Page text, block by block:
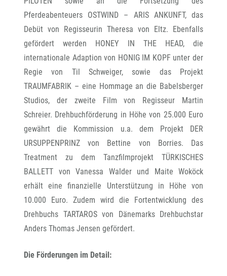
Pferdeabenteuers OSTWIND – ARIS ANKUNFT, das
Debüt von Regisseurin Theresa von Eltz. Ebenfalls
gefördert werden HONEY IN THE HEAD, die
internationale Adaption von HONIG IM KOPF unter der
Regie von Til Schweiger, sowie das Projekt
TRAUMFABRIK – eine Hommage an die Babelsberger
Studios, der zweite Film von Regisseur Martin
Schreier. Drehbuchförderung in Höhe von 25.000 Euro
gewährt die Kommission u.a. dem Projekt DER
URSUPPENPRINZ von Bettine von Borries. Das
Treatment zu dem Tanzfilmprojekt TÜRKISCHES
BALLETT von Vanessa Walder und Maite Woköck
erhält eine finanzielle Unterstützung in Höhe von
10.000 Euro. Zudem wird die Fortentwicklung des
Drehbuchs TARTAROS von Dänemarks Drehbuchstar
Anders Thomas Jensen gefördert.
Die Förderungen im Detail: